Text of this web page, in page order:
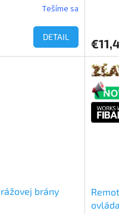
Tešíme sa
DETAIL
brány